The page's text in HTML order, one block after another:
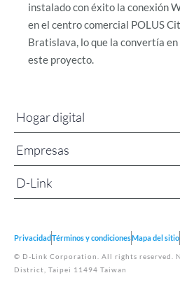
instalado con éxito la conexión
en el centro comercial POLUS
Bratislava, lo que la convertía
este proyecto.
Hogar digital
Empresas
D-Link
PrivacidadTérminos y condicionesMapa del sitio
© D-Link Corporation. All rights reserved.
District, Taipei 11494 Taiwan